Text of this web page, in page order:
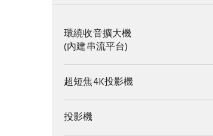
環繞收音擴大機
(內建串流平台)
超短焦4K投影機
投影機